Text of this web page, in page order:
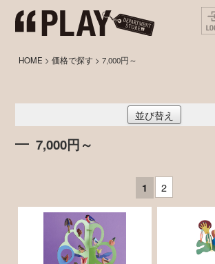
HOME >価格で探す > 7,000円～
並び替え
7,000円～
1 2